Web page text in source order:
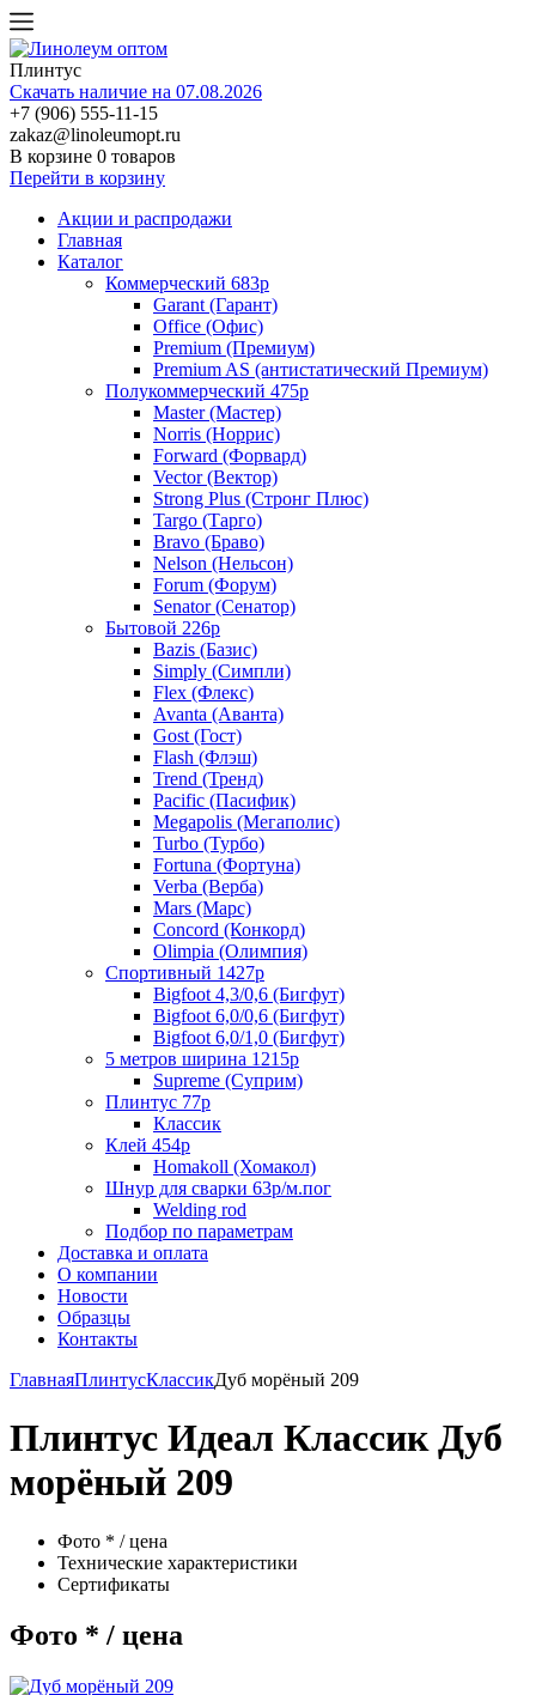
Плинтус
Скачать наличие на 07.08.2026
+7 (906) 555-11-15
zakaz@linoleumopt.ru
В корзине 0 товаров
Перейти в корзину
Акции и распродажи
Главная
Каталог
Коммерческий 683р
Garant (Гарант)
Office (Офис)
Premium (Премиум)
Premium AS (антистатический Премиум)
Полукоммерческий 475р
Master (Мастер)
Norris (Норрис)
Forward (Форвард)
Vector (Вектор)
Strong Plus (Стронг Плюс)
Targo (Тарго)
Bravo (Браво)
Nelson (Нельсон)
Forum (Форум)
Senator (Сенатор)
Бытовой 226р
Bazis (Базис)
Simply (Симпли)
Flex (Флекс)
Avanta (Аванта)
Gost (Гост)
Flash (Флэш)
Trend (Тренд)
Pacific (Пасифик)
Megapolis (Мегаполис)
Turbo (Турбо)
Fortuna (Фортуна)
Verba (Верба)
Mars (Марс)
Concord (Конкорд)
Olimpia (Олимпия)
Спортивный 1427р
Bigfoot 4,3/0,6 (Бигфут)
Bigfoot 6,0/0,6 (Бигфут)
Bigfoot 6,0/1,0 (Бигфут)
5 метров ширина 1215р
Supreme (Суприм)
Плинтус 77р
Классик
Клей 454р
Homakoll (Хомакол)
Шнур для сварки 63р/м.пог
Welding rod
Подбор по параметрам
Доставка и оплата
О компании
Новости
Образцы
Контакты
ГлавнаяПлинтусКлассикДуб морёный 209
Плинтус Идеал Классик Дуб
морёный 209
Фото * / цена
Технические характеристики
Сертификаты
Фото * / цена